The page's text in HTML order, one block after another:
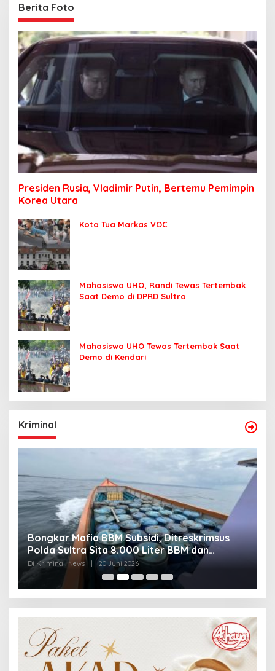
Berita Foto
Presiden Rusia, Vladimir Putin, Bertemu Pemimpin
Korea Utara
Kota Tua Markas VOC
Mahasiswa UHO, Randi Tewas Tertembak
Saat Demo di DPRD Sultra
Mahasiswa UHO Tewas Tertembak Saat
Demo di Kendari
Kriminal
Bongkar Mafia BBM Subsidi, Ditreskrimsus
Polda Sultra Sita 8.000 Liter BBM dan
Ringkus 3 Tersangka
Di Kriminal, News | 20 Juni 2026